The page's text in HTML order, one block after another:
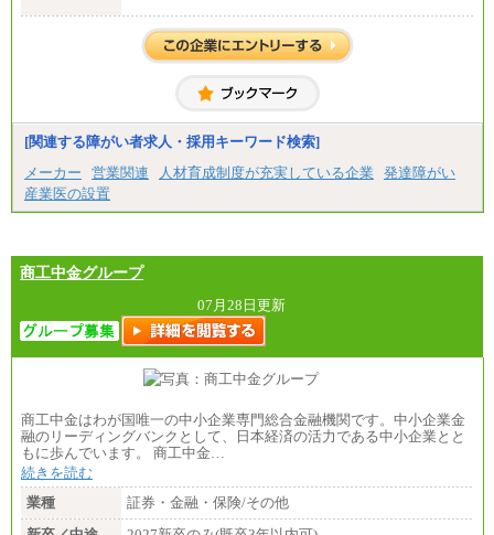
大学卒 月給21万4000円
短大卒 月給19万円
全職種共通
月給：200,000 円～430,000 円（基本給）
※試用期間中の給与に変更はございません。
【想定年収】
400～900 万円
※上記年収は目安であり、経験・スキル等を考慮の
600 万円（30 歳/扶養 2 人/入社 8 年目）
750 万円（35 歳/扶養家族 3 名/係長級）
[関連する障がい者求人・採用キーワード検索]
メーカー
営業関連 人材育成制度が充実している企業
発達障がい
産業医の設置
商工中金グループ
07月28日更新
商工中金はわが国唯一の中小企業専門総合金融機関です。中小企業金
融のリーディングバンクとして、日本経済の活力である中小企業とと
もに歩んでいます。 商工中金…
続きを読む
業種
証券・金融・保険/その他